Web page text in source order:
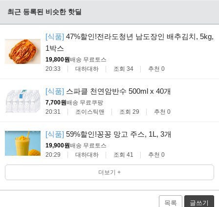
최근 등록된 비슷한 핫딜
[식품] 47%할인!전라도청년 남도장인 배추김치, 5kg,
1박스
19,800원배송 무료토스
20:33
대하대하 조회 34 추천 0
[식품] 스파클 천연암반수 500ml x 40개
7,700원배송 무료쿠팡
20:31
조이스틱맨 조회 29 추천 0
[식품] 59%할인!꽁꽁 망고 주스, 1L, 3개
19,900원배송 무료토스
20:29
대하대하 조회 41 추천 0
더보기 +
목록 글쓰기